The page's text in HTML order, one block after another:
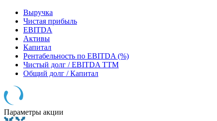
Выручка
Чистая прибыль
EBITDA
Активы
Капитал
Рентабельность по EBITDA (%)
Чистый долг / EBITDA TTM
Общий долг / Капитал
Параметры акции